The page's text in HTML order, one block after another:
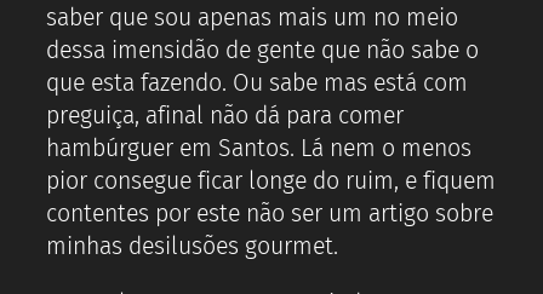
saber que sou apenas mais um no meio
dessa imensidão de gente que não sabe o
que esta fazendo. Ou sabe mas está com
preguiça, afinal não dá para comer
hambúrguer em Santos. Lá nem o menos
pior consegue ficar longe do ruim, e fiquem
contentes por este não ser um artigo sobre
minhas desilusões gourmet.